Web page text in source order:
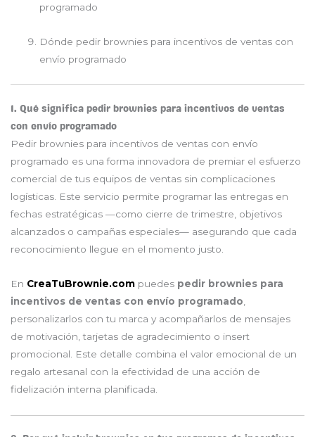
programado
Dónde pedir brownies para incentivos de ventas con
envío programado
1. Qué significa pedir brownies para incentivos de ventas
con envío programado
Pedir brownies para incentivos de ventas con envío
programado es una forma innovadora de premiar el esfuerzo
comercial de tus equipos de ventas sin complicaciones
logísticas. Este servicio permite programar las entregas en
fechas estratégicas —como cierre de trimestre, objetivos
alcanzados o campañas especiales— asegurando que cada
reconocimiento llegue en el momento justo.
En CreaTuBrownie.com puedes pedir brownies para
incentivos de ventas con envío programado
personalizarlos con tu marca y acompañarlos de mensajes
de motivación, tarjetas de agradecimiento o insert
promocional. Este detalle combina el valor emocional de un
regalo artesanal con la efectividad de una acción de
fidelización interna planificada.